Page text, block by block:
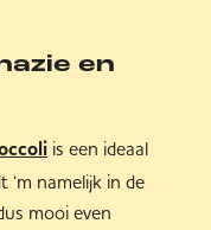
en
is een ideaal
‘m namelijk in de
mooi even